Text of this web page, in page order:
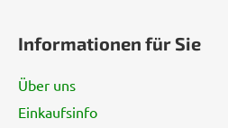
i
Informationen für Sie
Über uns
Einkaufsinfo